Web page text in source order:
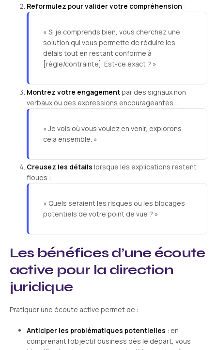
Reformulez pour valider votre compréhension :
« Si je comprends bien, vous cherchez une
solution qui vous permette de réduire les
délais tout en restant conforme à
[règle/contrainte]. Est-ce exact ? »
Montrez votre engagementpar des signaux non
verbaux ou des expressions encourageantes :
« Je vois où vous voulez en venir, explorons
cela ensemble. »
Creusez les détails lorsque les explications restent
floues :
« Quels seraient les risques ou les blocages
potentiels de votre point de vue ? »
Les bénéfices d’une écoute
active pour la direction
juridique
Pratiquer une écoute active permet de :
Anticiper les problématiques potentielles : en
comprenant l’objectif business dès le départ, vous